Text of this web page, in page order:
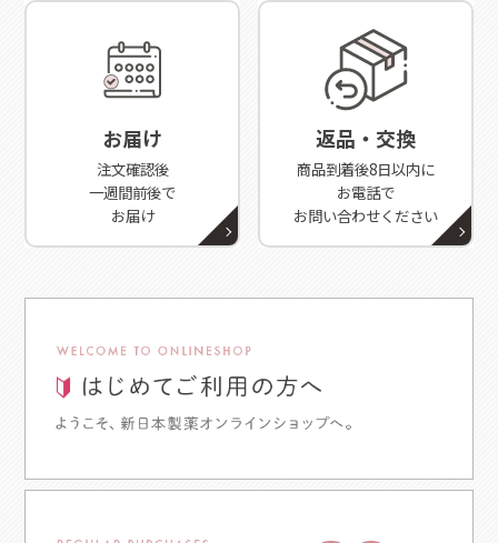
お届け
注文確認後
一週間前後で
お届け
返品・交換
商品到着後8日以内に
お電話で
お問い合わせください